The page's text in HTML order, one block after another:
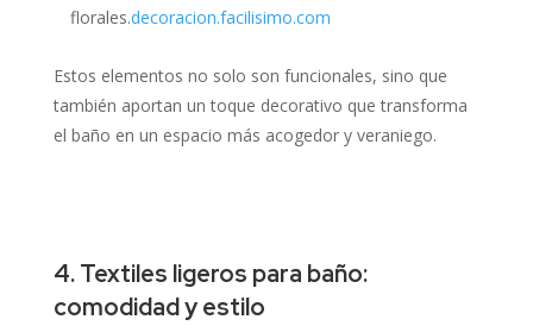
florales.decoracion.facilisimo.com
Estos elementos no solo son funcionales, sino que
también aportan un toque decorativo que transforma
el baño en un espacio más acogedor y veraniego.
4. Textiles ligeros para baño:
comodidad y estilo